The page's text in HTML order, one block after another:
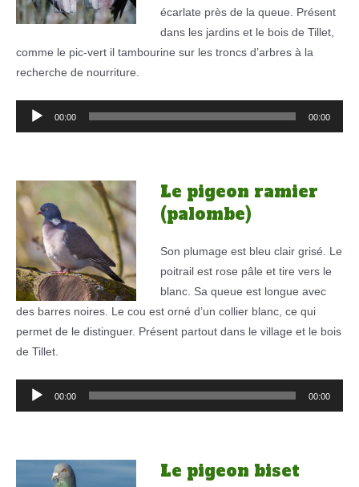
écarlate près de la queue. Présent
dans les jardins et le bois de Tillet,
comme le pic-vert il tambourine sur les troncs d’arbres à la
recherche de nourriture.
Lecteur
audio
00:00 00:00
Le pigeon ramier
(palombe)
Son plumage est bleu clair grisé. Le
poitrail est rose pâle et tire vers le
blanc. Sa queue est longue avec
des barres noires. Le cou est orné d’un collier blanc, ce qui
permet de le distinguer. Présent partout dans le village et le bois
de Tillet.
Lecteur
audio
00:00 00:00
Le pigeon biset